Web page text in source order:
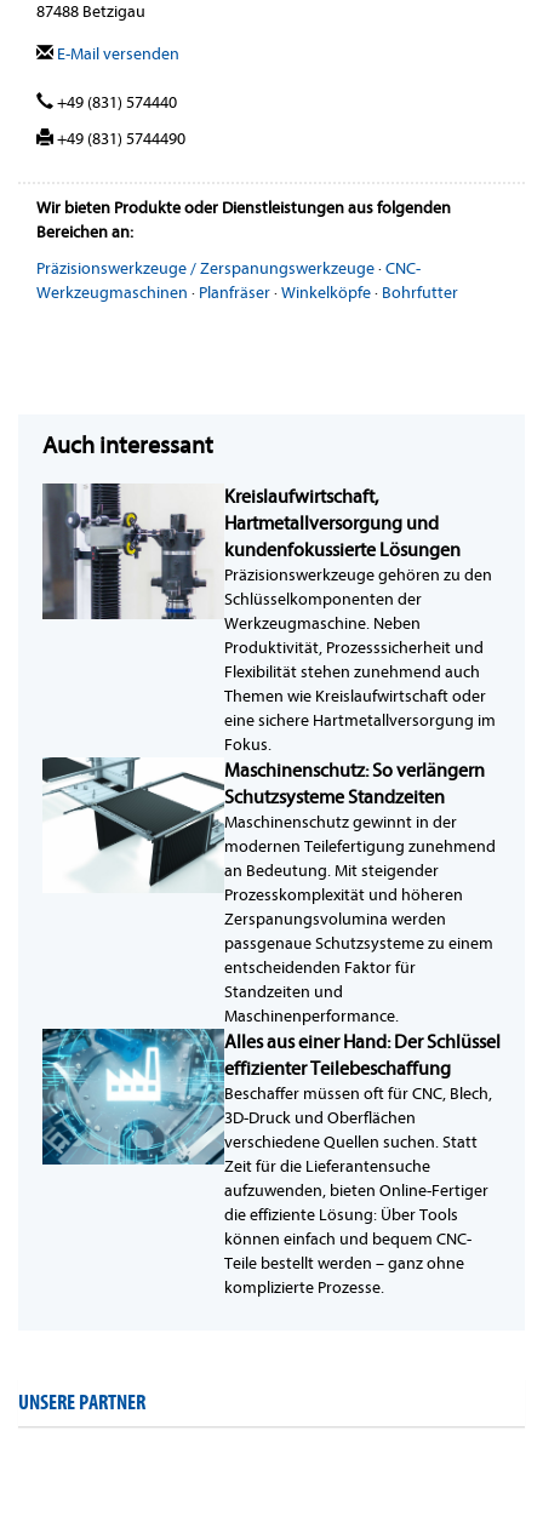
87488 Betzigau
E-Mail versenden
+49 (831) 574440
+49 (831) 5744490
Wir bieten Produkte oder Dienstleistungen aus folgenden
Bereichen an:
Präzisionswerkzeuge / Zerspanungswerkzeuge·CNC-
Werkzeugmaschinen · Planfräser·Winkelköpfe· Bohrfutter
Auch interessant
Kreislaufwirtschaft,
Hartmetallversorgung und
kundenfokussierte Lösungen
Präzisionswerkzeuge gehören zu den
Schlüsselkomponenten der
Werkzeugmaschine. Neben
Produktivität, Prozesssicherheit und
Flexibilität stehen zunehmend auch
Themen wie Kreislaufwirtschaft oder
eine sichere Hartmetallversorgung im
Fokus.
Maschinenschutz: So verlängern
Schutzsysteme Standzeiten
Maschinenschutz gewinnt in der
modernen Teilefertigung zunehmend
an Bedeutung. Mit steigender
Prozesskomplexität und höheren
Zerspanungsvolumina werden
passgenaue Schutzsysteme zu einem
entscheidenden Faktor für
Standzeiten und
Maschinenperformance.
Alles aus einer Hand: Der Schlüssel
effizienter Teilebeschaffung
Beschaffer müssen oft für CNC, Blech,
3D-Druck und Oberflächen
verschiedene Quellen suchen. Statt
Zeit für die Lieferantensuche
aufzuwenden, bieten Online-Fertiger
die effiziente Lösung: Über Tools
können einfach und bequem CNC-
Teile bestellt werden – ganz ohne
komplizierte Prozesse.
UNSERE PARTNER